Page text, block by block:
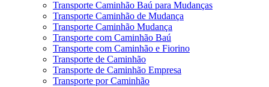
Transporte Caminhão Baú para Mudanças
Transporte Caminhão de Mudança
Transporte Caminhão Mudança
Transporte com Caminhão Baú
Transporte com Caminhão e Fiorino
Transporte de Caminhão
Transporte de Caminhão Empresa
Transporte por Caminhão